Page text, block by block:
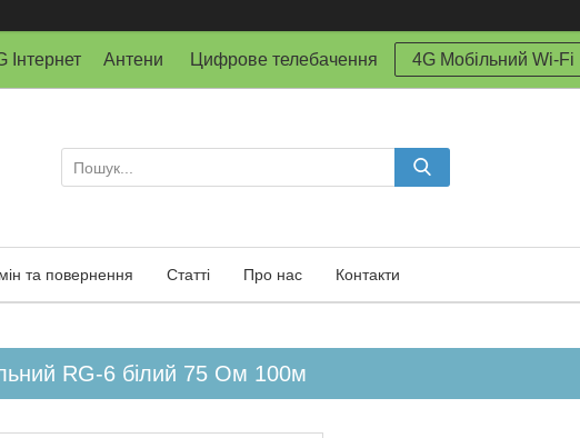
Інтернет Антени Цифрове телебачення 4G Мобільний Wi-Fi
та повернення Статті Про нас Контакти
RG-6 білий 75 Ом 100м